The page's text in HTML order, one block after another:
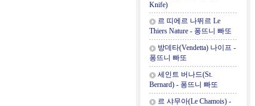
Knife)
르 띠에르 나뛰르 Le
Thiers Nature - 퐁뜨니 빠또
방데타(Vendetta) 나이프 -
퐁뜨니 빠또
세인트 버나드(St.
Bernard) - 퐁뜨니 빠또
르 샤무아(Le Chamois) -